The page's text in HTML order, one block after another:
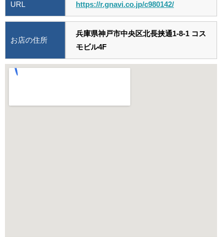
URL https://r.gnavi.co.jp/c980142/
お店の住所
兵庫県神戸市中央区北長挟通1-8-1 コス
モビル4F